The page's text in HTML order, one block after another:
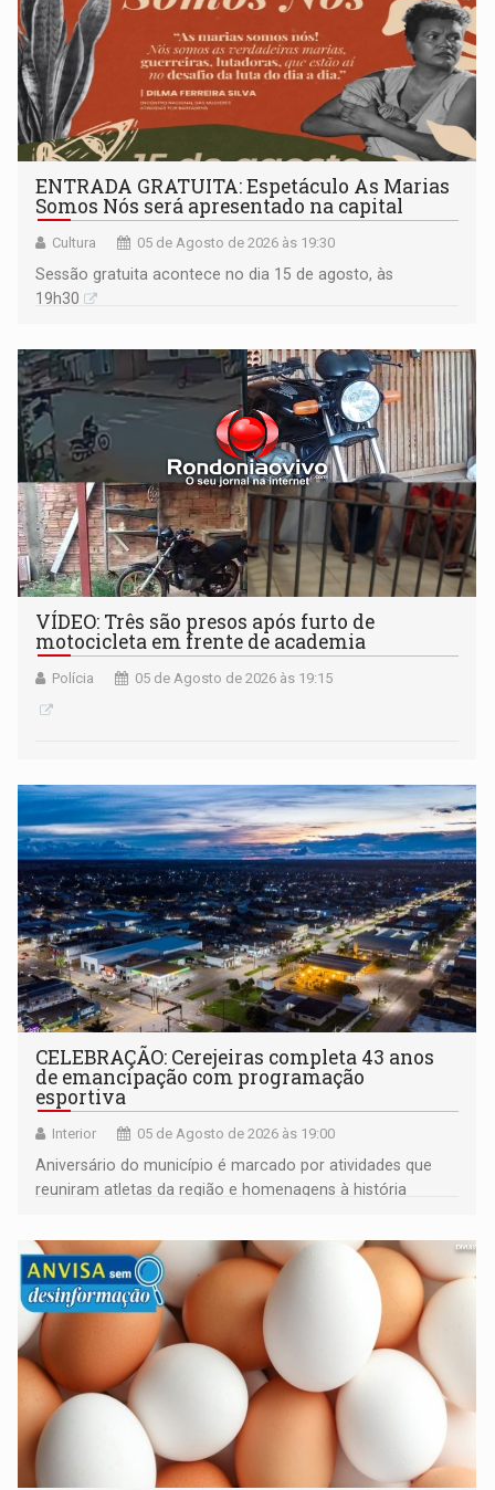
ENTRADA GRATUITA: Espetáculo As Marias
Somos Nós será apresentado na capital
Cultura 05 de Agosto de 2026 às 19:30
Sessão gratuita acontece no dia 15 de agosto, às
19h30
VÍDEO: Três são presos após furto de
motocicleta em frente de academia
Polícia 05 de Agosto de 2026 às 19:15
CELEBRAÇÃO: Cerejeiras completa 43 anos
de emancipação com programação
esportiva
Interior 05 de Agosto de 2026 às 19:00
Aniversário do município é marcado por atividades que
reuniram atletas da região e homenagens à história